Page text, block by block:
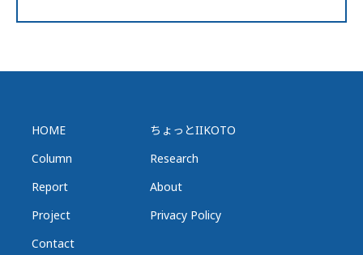
HOME
ちょっとIIKOTO
Column
Research
Report
About
Project
Privacy Policy
Contact